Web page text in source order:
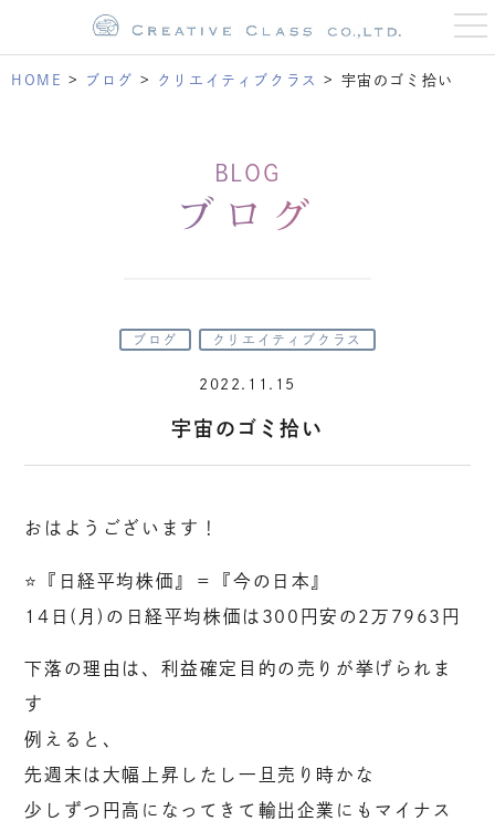
t
o
g
HOME > ブログ > クリエイティブクラス > 宇宙のゴミ拾い
BLOG
ブログ
ブログ クリエイティブクラス
2022.11.15
宇宙のゴミ拾い
おはようございます！
⭐️『日経平均株価』＝『今の日本』
14日(月)の日経平均株価は300円安の2万7963円
下落の理由は、利益確定目的の売りが挙げられま
す
例えると、
先週末は大幅上昇したし一旦売り時かな
少しずつ円高になってきて輸出企業にもマイナス